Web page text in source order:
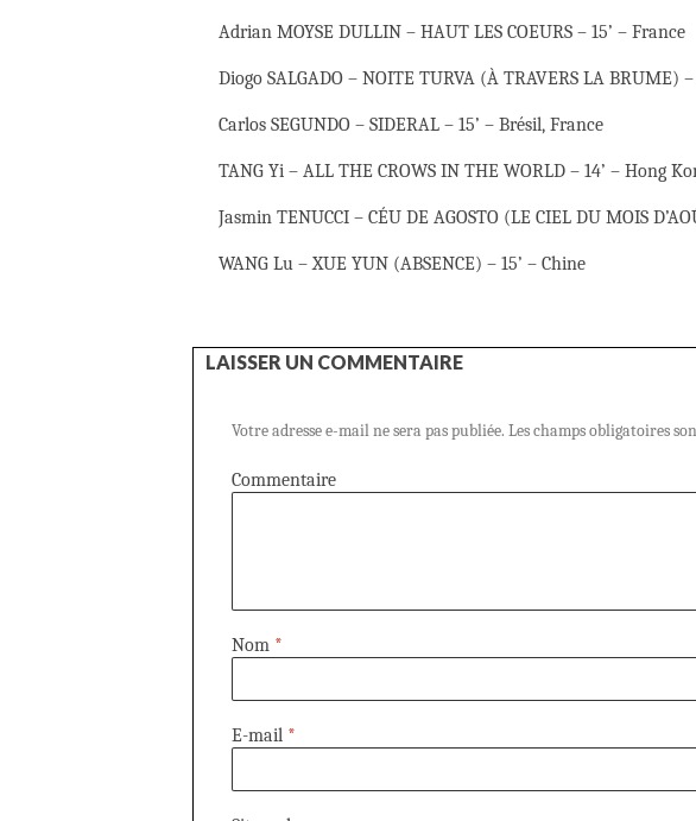
Adrian MOYSE DULLIN – HAUT LES COEURS – 15’ – France
Diogo SALGADO – NOITE TURVA (À TRAVERS LA BRUME)
Carlos SEGUNDO – SIDERAL – 15’ – Brésil, France
TANG Yi – ALL THE CROWS IN THE WORLD – 14’ – Hong
Jasmin TENUCCI – CÉU DE AGOSTO (LE CIEL DU MOIS
WANG Lu – XUE YUN (ABSENCE) – 15’ – Chine
LAISSER UN COMMENTAIRE
Votre adresse e-mail ne sera pas publiée. Les champs obligatoires
Commentaire
Nom *
E-mail *